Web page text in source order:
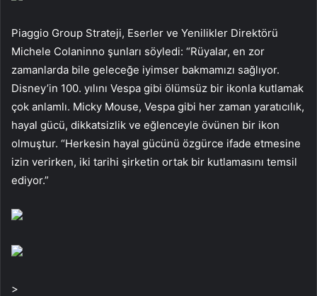
Piaggio Group Strateji, Eserler ve Yenilikler Direktörü
Michele Colaninno şunları söyledi: “Rüyalar, en zor
zamanlarda bile geleceğe iyimser bakmamızı sağlıyor.
Disney’in 100. yılını Vespa gibi ölümsüz bir ikonla kutlamak
çok anlamlı. Micky Mouse, Vespa gibi her zaman yaratıcılık,
hayal gücü, dikkatsizlik ve eğlenceyle övünen bir ikon
olmuştur. “Herkesin hayal gücünü özgürce ifade etmesine
izin verirken, iki tarihi şirketin ortak bir kutlamasını temsil
ediyor.”
>